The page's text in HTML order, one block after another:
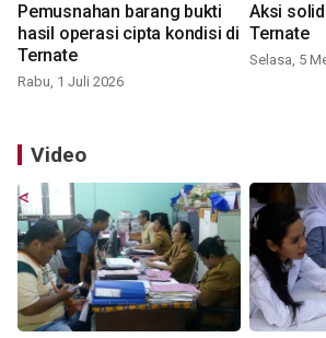
Pemusnahan barang bukti
hasil operasi cipta kondisi di
Ternate
Rabu, 1 Juli 2026
Aksi
Ternate
Selasa, 5
Video